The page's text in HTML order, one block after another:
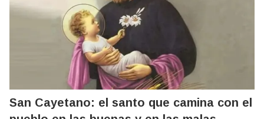
San Cayetano: el santo que camina con el